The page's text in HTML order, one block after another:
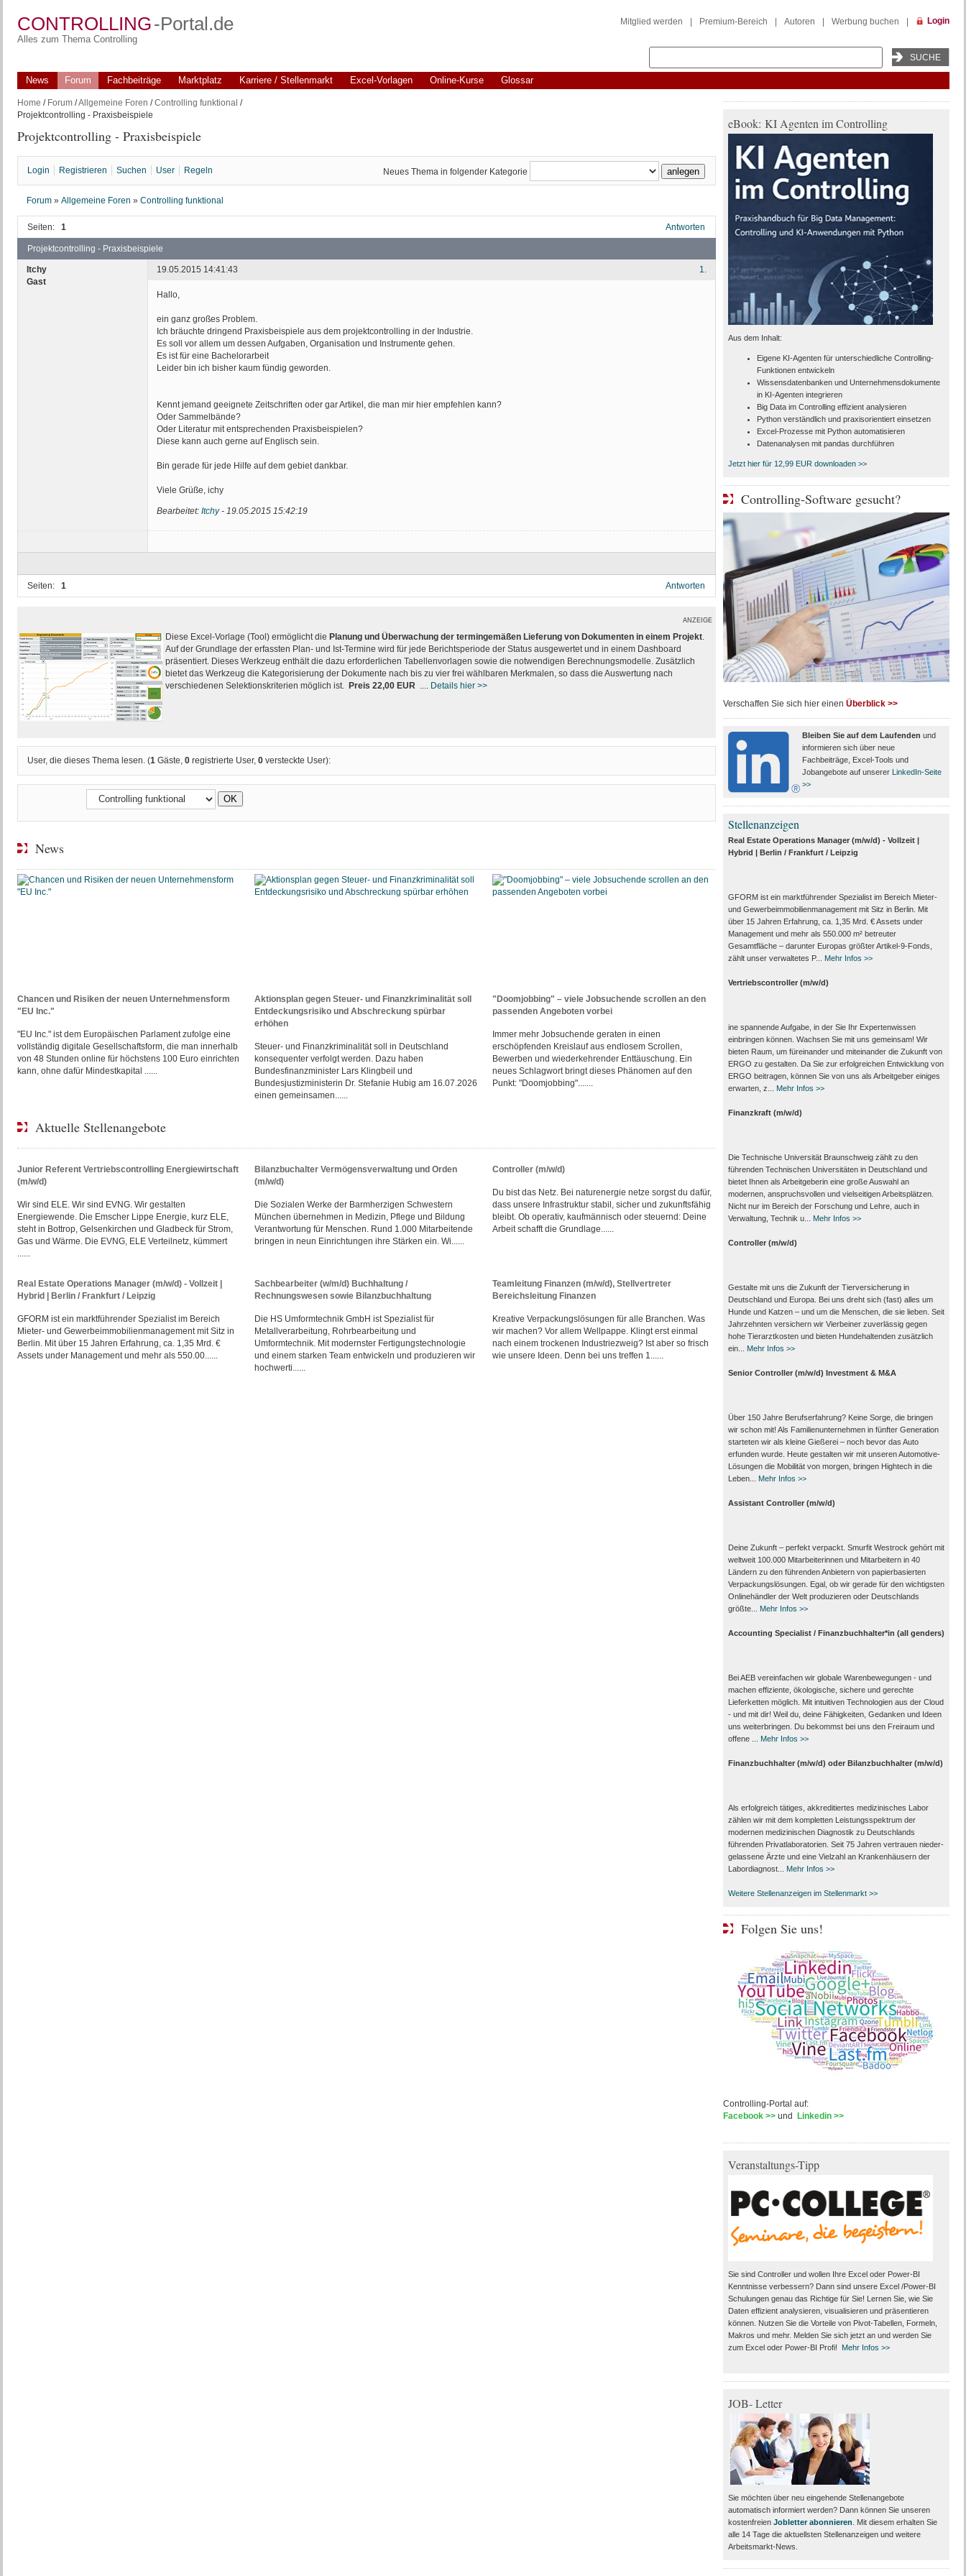
CONTROLLING-Portal.de
Alles zum Thema Controlling
Mitglied werden Premium-Bereich Autoren Werbung buchen Login
News Forum Fachbeiträge Marktplatz Karriere / Stellenmarkt Excel-Vorlagen Online-Kurse Glossar
Home / Forum/Allgemeine Foren /Controlling funktional /
Projektcontrolling - Praxisbeispiele
Projektcontrolling - Praxisbeispiele
Login Registrieren Suchen User Regeln Neues Thema in folgender Kategorie
Forum » Allgemeine Foren » Controlling funktional
Seiten: 1 Antworten
Projektcontrolling - Praxisbeispiele
Itchy
Gast
1.
19.05.2015 14:41:43
Hallo,
ein ganz großes Problem.
Ich bräuchte dringend Praxisbeispiele aus dem projektcontrolling in der Industrie.
Es soll vor allem um dessen Aufgaben, Organisation und Instrumente gehen.
Es ist für eine Bachelorarbeit
Leider bin ich bisher kaum fündig geworden.
Kennt jemand geeignete Zeitschriften oder gar Artikel, die man mir hier empfehlen kann?
Oder Sammelbände?
Oder Literatur mit entsprechenden Praxisbeispielen?
Diese kann auch gerne auf Englisch sein.
Bin gerade für jede Hilfe auf dem gebiet dankbar.
Viele Grüße, ichy
Bearbeitet: Itchy- 19.05.2015 15:42:19
Seiten: 1 Antworten
ANZEIGE
Diese Excel-Vorlage (Tool) ermöglicht die Planung und Überwachung der termingemäßen Lieferung von Dokumenten in einem Projekt.
Auf der Grundlage der erfassten Plan- und Ist-Termine wird für jede Berichtsperiode der Status ausgewertet und in einem Dashboard
präsentiert. Dieses Werkzeug enthält die dazu erforderlichen Tabellenvorlagen sowie die notwendigen Berechnungsmodelle. Zusätzlich
bietet das Werkzeug die Kategorisierung der Dokumente nach bis zu vier frei wählbaren Merkmalen, so dass die Auswertung nach
verschiedenen Selektionskriterien möglich ist. Preis 22,00 EUR Details hier >>
User, die dieses Thema lesen. (1 Gäste, 0registrierte User, 0versteckte User):
News
Chancen und Risiken der neuen Unternehmensform
"EU Inc."
"EU Inc." ist dem Europäischen Parlament zufolge eine
vollständig digitale Gesellschaftsform, die man innerhalb
von 48 Stunden online für höchstens 100 Euro einrichten
kann, ohne dafür Mindestkapital ......
Aktionsplan gegen Steuer- und Finanzkriminalität soll
Entdeckungsrisiko und Abschreckung spürbar
erhöhen
Steuer- und Finanzkriminalität soll in Deutschland
konsequenter verfolgt werden. Dazu haben
Bundesfinanzminister Lars Klingbeil und
Bundesjustizministerin Dr. Stefanie Hubig am 16.07.2026
einen gemeinsamen......
"Doomjobbing" – viele Jobsuchende scrollen an den
passenden Angeboten vorbei
Immer mehr Jobsuchende geraten in einen
erschöpfenden Kreislauf aus endlosem Scrollen,
Bewerben und wiederkehrender Enttäuschung. Ein
neues Schlagwort bringt dieses Phänomen auf den
Punkt: "Doomjobbing".......
Aktuelle Stellenangebote
Junior Referent Vertriebscontrolling Energiewirtschaft
(m/w/d)
Wir sind ELE. Wir sind EVNG. Wir gestalten
Energiewende. Die Emscher Lippe Energie, kurz ELE,
steht in Bottrop, Gelsenkirchen und Gladbeck für Strom,
Gas und Wärme. Die EVNG, ELE Verteilnetz, kümmert
......
Bilanzbuchalter Vermögensverwaltung und Orden
(m/w/d)
Die Sozialen Werke der Barmherzigen Schwestern
München übernehmen in Medizin, Pflege und Bildung
Verantwortung für Menschen. Rund 1.000 Mitarbeitende
bringen in neun Einrichtungen ihre Stärken ein. Wi......
Controller (m/w/d)
Du bist das Netz. Bei naturenergie netze sorgst du dafür,
dass unsere Infrastruktur stabil, sicher und zukunftsfähig
bleibt. Ob operativ, kaufmännisch oder steuernd: Deine
Arbeit schafft die Grundlage......
Real Estate Operations Manager (m/w/d) - Vollzeit |
Hybrid | Berlin / Frankfurt / Leipzig
GFORM ist ein marktführender Spezialist im Bereich
Mieter- und Gewerbeimmobilienmanagement mit Sitz in
Berlin. Mit über 15 Jahren Erfahrung, ca. 1,35 Mrd. €
Assets under Management und mehr als 550.00......
Sachbearbeiter (w/m/d) Buchhaltung /
Rechnungswesen sowie Bilanzbuchhaltung
Die HS Umformtechnik GmbH ist Spezialist für
Metallverarbeitung, Rohrbearbeitung und
Umformtechnik. Mit modernster Fertigungstechnologie
und einem starken Team entwickeln und produzieren wir
hochwerti......
Teamleitung Finanzen (m/w/d), Stellvertreter
Bereichsleitung Finanzen
Kreative Verpackungslösungen für alle Branchen. Was
wir machen? Vor allem Wellpappe. Klingt erst einmal
nach einem trockenen Industriezweig? Ist aber so frisch
wie unsere Ideen. Denn bei uns treffen 1......
eBook: KI Agenten im Controlling
Aus dem Inhalt:
Eigene KI-Agenten für unterschiedliche Controlling-
Funktionen entwickeln
Wissensdatenbanken und Unternehmensdokumente
in KI-Agenten integrieren
Big Data im Controlling effizient analysieren
Python verständlich und praxisorientiert einsetzen
Excel-Prozesse mit Python automatisieren
Datenanalysen mit pandas durchführen
Jetzt hier für 12,99 EUR downloaden >>
Controlling-Software gesucht?
Verschaffen Sie sich hier einen Überblick >>
Bleiben Sie auf dem Laufenden und
informieren sich über neue
Fachbeiträge, Excel-Tools und
Jobangebote auf unserer LinkedIn-Seite
>>
Stellenanzeigen
Real Estate Operations Manager (m/w/d) - Vollzeit |
Hybrid | Berlin / Frankfurt / Leipzig
GFORM ist ein marktführender Spezialist im Bereich Mieter-
und Gewerbeimmobilienmanagement mit Sitz in Berlin. Mit
über 15 Jahren Erfahrung, ca. 1,35 Mrd. € Assets under
Management und mehr als 550.000 m² betreuter
Gesamtfläche – darunter Europas größter Artikel-9-Fonds,
zählt unser verwaltetes P...
Mehr Infos >>
Vertriebscontroller (m/w/d)
ine spannende Aufgabe, in der Sie Ihr Expertenwissen
einbringen können. Wachsen Sie mit uns gemeinsam! Wir
bieten Raum, um füreinander und miteinander die Zukunft von
ERGO zu gestalten. Da Sie zur erfolgreichen Entwicklung von
ERGO beitragen, können Sie von uns als Arbeitgeber einiges
erwarten, z...
Mehr Infos >>
Finanzkraft (m/w/d)
Die Technische Universität Braunschweig zählt zu den
führenden Technischen Universitäten in Deutschland und
bietet Ihnen als Arbeit­geberin eine große Auswahl an
modernen, anspruchsvollen und vielseitigen Arbeits­plätzen.
Nicht nur im Bereich der Forschung und Lehre, auch in
Verwaltung, Technik u...
Mehr Infos >>
Controller (m/w/d)
Gestalte mit uns die Zukunft der Tierversicherung in
Deutschland und Europa. Bei uns dreht sich (fast) alles um
Hunde und Katzen – und um die Menschen, die sie lieben. Seit
Jahrzehnten versichern wir Vierbeiner zuverlässig gegen
hohe Tierarztkosten und bieten Hundehaltenden zusätzlich
ein...
Mehr Infos >>
Senior Controller (m/w/d) Investment & M&A
Über 150 Jahre Berufserfahrung? Keine Sorge, die bringen
wir schon mit! Als Familienunternehmen in fünfter Generation
starteten wir als kleine Gießerei – noch bevor das Auto
erfunden wurde. Heute gestalten wir mit unseren Automotive-
Lösungen die Mobilität von morgen, bringen Hightech in die
Leben...
Mehr Infos >>
Assistant Controller (m/w/d)
Deine Zukunft – perfekt verpackt. Smurfit Westrock gehört mit
weltweit 100.000 Mitarbeiter­innen und Mitarbeitern in 40
Ländern zu den führenden Anbietern von papier­basierten
Verpackungs­lösungen. Egal, ob wir gerade für den wichtigsten
Onlinehändler der Welt produzieren oder Deutschlands
größte...
Mehr Infos >>
Accounting Specialist / Finanzbuchhalter*in (all genders)
Bei AEB vereinfachen wir globale Warenbewegungen - und
machen effiziente, ökologische, sichere und gerechte
Lieferketten möglich. Mit intuitiven Technologien aus der Cloud
- und mit dir! Weil du, deine Fähigkeiten, Gedanken und Ideen
uns weiterbringen. Du bekommst bei uns den Freiraum und
offene ...
Mehr Infos >>
Finanzbuchhalter (m/w/d) oder Bilanzbuchhalter (m/w/d)
Als erfolgreich tätiges, akkreditiertes medizinisches Labor
zählen wir mit dem kompletten Leistungs­spektrum der
modernen medizinischen Diagnostik zu Deutschlands
führenden Privat­laboratorien. Seit 75 Jahren vertrauen nieder­
gelassene Ärzte und eine Vielzahl an Kranken­häusern der
Labor­diagnost...
Mehr Infos >>
Weitere Stellenanzeigen im Stellenmarkt >>
Folgen Sie uns!
Controlling-Portal auf:
Facebook >>und Linkedin >>
Veranstaltungs-Tipp
Sie sind Controller und wollen Ihre Excel oder Power-BI
Kenntnisse verbessern? Dann sind unsere Excel /Power-BI
Schulungen genau das Richtige für Sie! Lernen Sie, wie Sie
Daten effizient analysieren, visualisieren und präsentieren
können. Nutzen Sie die Vorteile von Pivot-Tabellen, Formeln,
Makros und mehr. Melden Sie sich jetzt an und werden Sie
zum Excel oder Power-BI Profi!
Mehr Infos >>
JOB- Letter
Sie möchten über neu eingehende Stellenangebote
automatisch informiert werden? Dann können Sie unseren
kostenfreien Jobletter abonnieren . Mit diesem erhalten Sie
alle 14 Tage die aktuellsten Stellenanzeigen und weitere
Arbeitsmarkt-News.